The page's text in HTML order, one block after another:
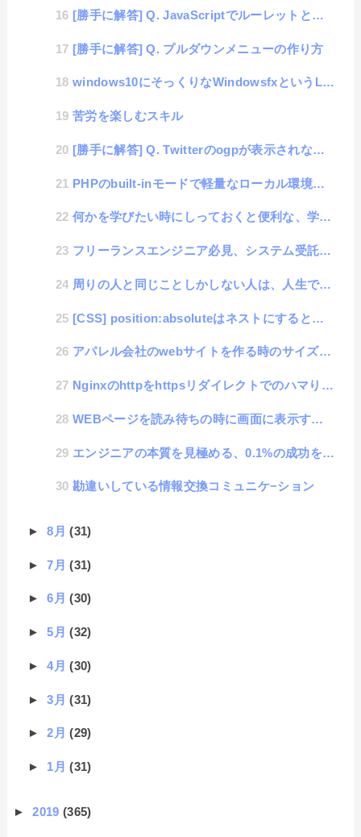
[勝手に解答] Q. JavaScriptでルーレットと一緒に画像を用いたアニメーションを動かしたい...
[勝手に解答] Q. プルダウンメニューの作り方
windows10にそっくりなWindowsfxというLinux
苦労を楽しむスキル
[勝手に解答] Q. Twitterのogpが表示されない事象
PHPのbuilt-inモードで軽量なローカル環境の構築
何かを学びたい時にしっておくと便利な、学習曲線
フリーランスエンジニア必見、システム受託開発でスムーズな納品をする方法
周りの人と同じことしかしない人は、人生で絶対に成功しない人
[CSS] position:absoluteはネストにすると座標がおかしくなる調査
アパレル会社のwebサイトを作る時のサイズ順番にjavascriptでsortした方法
Nginxのhttpをhttpsリダイレクトでのハマりポイント
WEBページを読み待ちの時に画面に表示するLoadingライブラリ
エンジニアの本質を見極める、0.1%の成功を求める探究心
勘違いしている情報交換コミュニケ−ション
►8月(31)
►7月(31)
►6月(30)
►5月(32)
►4月(30)
►3月(31)
►2月(29)
► 1月(31)
►2019(365)